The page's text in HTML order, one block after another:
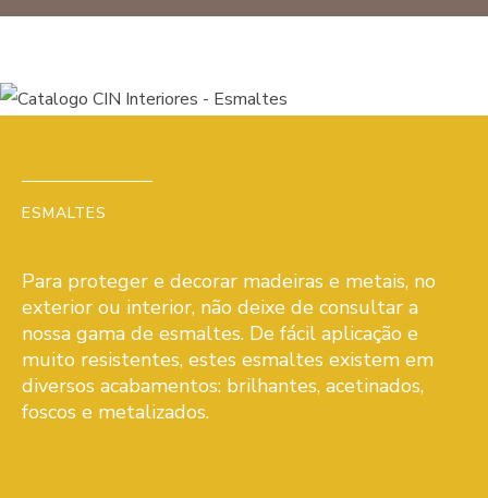
ESMALTES
Para proteger e decorar madeiras e metais, no
exterior ou interior, não deixe de consultar a
nossa gama de esmaltes. De fácil aplicação e
muito resistentes, estes esmaltes existem em
diversos acabamentos: brilhantes, acetinados,
foscos e metalizados.